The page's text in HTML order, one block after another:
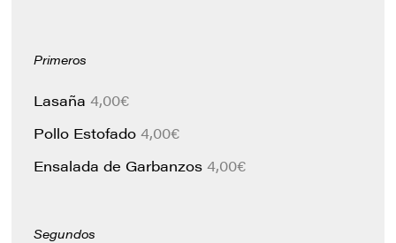
Primeros
Lasaña4,00€
Pollo Estofado4,00€
Ensalada de Garbanzos4,00€
Segundos